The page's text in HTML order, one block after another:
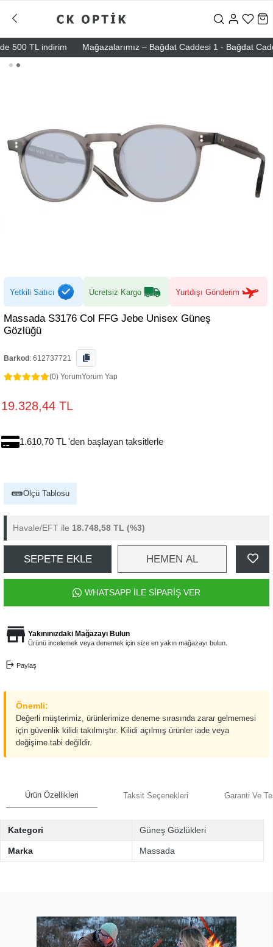
TL indirim Mağazalarımız – Bağdat Caddesi 1 - Bağdat
Yetkili Satıcı Ücretsiz Kargo Yurtdışı Gönderim
Massada S3176 Col FFG Jebe Unisex Güneş
Gözlüğü
Barkod : 612737721
(0) YorumYorum Yap
19.328,44 TL
1.610,70 TL 'den başlayan taksitlerle
Ölçü Tablosu
Havale/EFT ile 18.748,58 TL (%3)
SEPETE EKLE HEMEN AL
WHATSAPP İLE SİPARİŞ VER
Yakınınızdaki Mağazayı Bulun
Ürünü incelemek veya denemek için size en yakın mağazayı bulun.
Paylaş
Önemli:
Değerli müşterimiz, ürünlerimize deneme sırasında zarar gelmemesi
için güvenlik kilidi takılmıştır. Kilidi açılmış ürünler iade veya
değişime tabi değildir.
Ürün Özellikleri Taksit Seçenekleri Garanti Ve
Kategori Güneş Gözlükleri
Marka Massada